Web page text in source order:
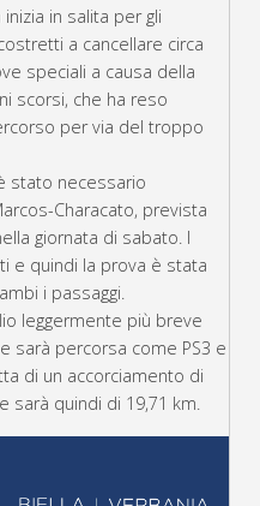
inizia in salita per gli
a cancellare circa
speciali a causa della
scorsi, che ha reso
per via del troppo
stato necessario
Characato, prevista
giornata di sabato. I
e quindi la prova è stata
i passaggi.
leggermente più breve
sarà percorsa come PS3 e
di un accorciamento di
sarà quindi di 19,71 km.